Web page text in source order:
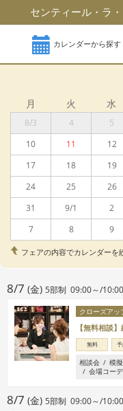
センティール・ラ
カレンダーから探す
月
火 水
8/3 4 5
10
11 12
17
18 19
24
25 26
31
9/1 2
7
8 9
フェアの内容でカレンダーを
8/7 (金) 5部制 09:00～/
クローズアッ
【無料相談
無料
相談会 模
会場コー
8/7 (金) 5部制 09:00～/